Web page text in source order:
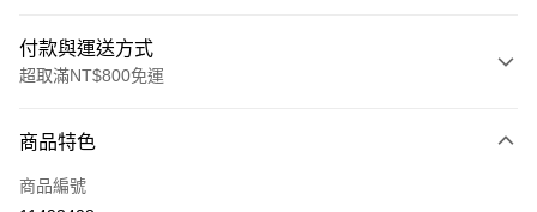
付款與運送方式
超取滿NT$800免運
信用卡一次付款
超商取貨付款
商品特色
商品編號